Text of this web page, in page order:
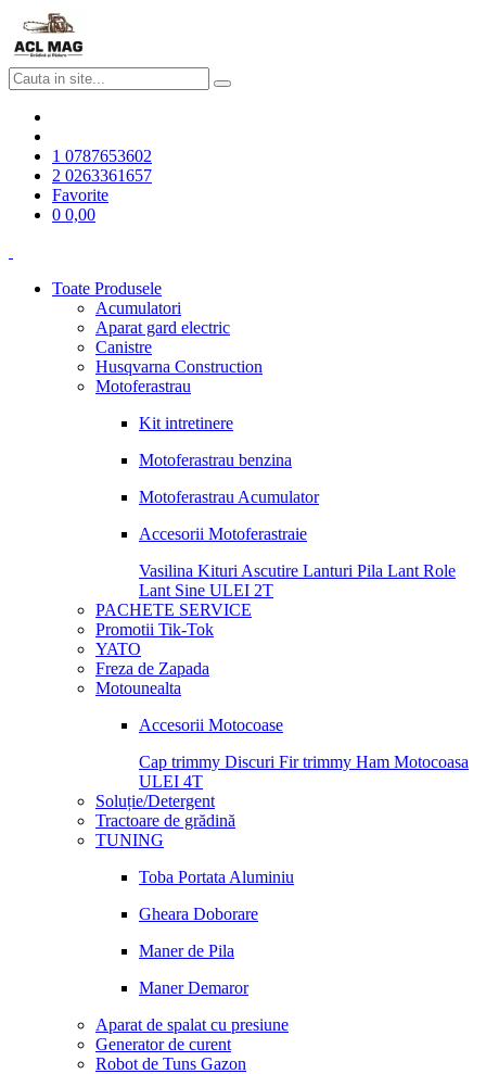
1 0787653602
2 0263361657
Favorite
0 0,00
Toate Produsele
Acumulatori
Aparat gard electric
Canistre
Husqvarna Construction
Motoferastrau
Kit intretinere
Motoferastrau benzina
Motoferastrau Acumulator
Accesorii Motoferastraie
Vasilina Kituri Ascutire Lanturi Pila Lant Role
Lant Sine ULEI 2T
PACHETE SERVICE
Promotii Tik-Tok
YATO
Freza de Zapada
Motounealta
Accesorii Motocoase
Cap trimmy Discuri Fir trimmy Ham Motocoasa
ULEI 4T
Soluție/Detergent
Tractoare de grădină
TUNING
Toba Portata Aluminiu
Gheara Doborare
Maner de Pila
Maner Demaror
Aparat de spalat cu presiune
Generator de curent
Robot de Tuns Gazon